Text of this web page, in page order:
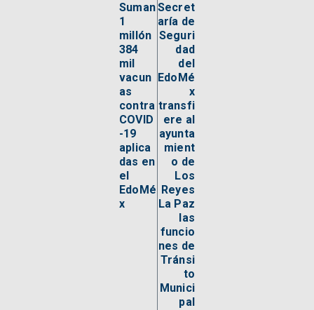
Suman
1
millón
384
mil
vacun
as
contra
COVID
-19
aplica
das en
el
EdoMé
x
Secret
aría de
Seguri
dad
del
EdoMé
x
transfi
ere al
ayunta
mient
o de
Los
Reyes
La Paz
las
funcio
nes de
Tránsi
to
Munici
pal